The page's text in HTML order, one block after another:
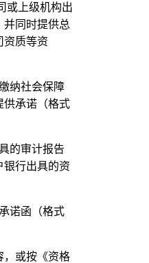
或上级机构出
并同时提供总
资质等资
纳社会保障
供承诺（格式
的审计报告
银行出具的资
诺函（格式
，或按《资格